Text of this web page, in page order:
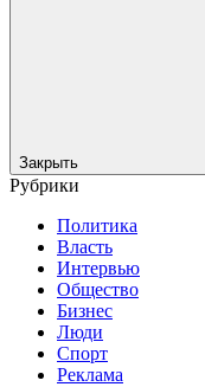
Закрыть
Рубрики
Политика
Власть
Интервью
Общество
Бизнес
Люди
Спорт
Реклама